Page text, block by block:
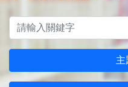
主